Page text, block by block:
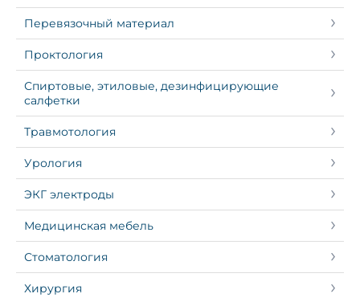
Перевязочный материал
Проктология
Спиртовые, этиловые, дезинфицирующие
салфетки
Травмотология
Урология
ЭКГ электроды
Медицинская мебель
Стоматология
Хирургия